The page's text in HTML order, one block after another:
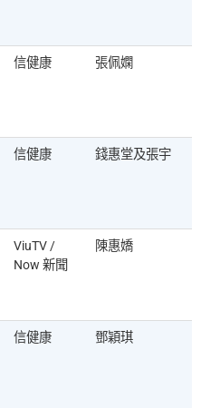
信健康 張佩嫻
信健康 錢惠堂及張宇
ViuTV /
Now 新聞
陳惠嬌
信健康 鄧穎琪